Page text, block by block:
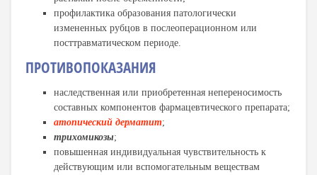
профилактика образования патологически
измененных рубцов в послеоперационном или
посттравматическом периоде.
ПРОТИВОПОКАЗАНИЯ
наследственная или приобретенная непереносимость
составных компонентов фармацевтического препарата;
атопический дерматит;
трихомикозы;
повышенная индивидуальная чувствительность к
действующим или вспомогательным веществам